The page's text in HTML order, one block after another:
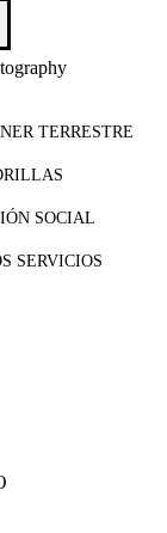
TERRESTRE
SOCIAL
SERVICIOS